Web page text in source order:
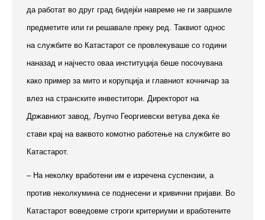
да работат во друг град бидејќи навреме не ги завршиле
предметите или ги решавале преку ред. Таквиот однос
на службите во Катастарот се провлекуваше со години
наназад и најчесто оваа институција беше посочувана
како пример за мито и корупција и главниот кочничар за
влез на странските инвеститори. Директорот на
Државниот завод, Љупчо Георгиевски ветува дека ќе
стави крај на ваквото комотно работење на службите во
Катастарот.
– На неколку вработени им е изречена суспензии, а
против неколкумина се поднесени и кривични пријави. Во
Катастарот воведовме строги критериуми и вработените